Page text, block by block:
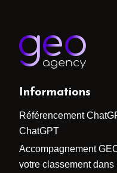
Informations
Référencement
ChatGPT
Accompagnement
votre classement dans